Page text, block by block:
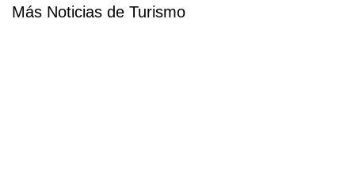
Más Noticias de Turismo